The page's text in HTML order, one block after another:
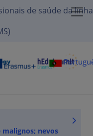
de saúde da linha
nevos